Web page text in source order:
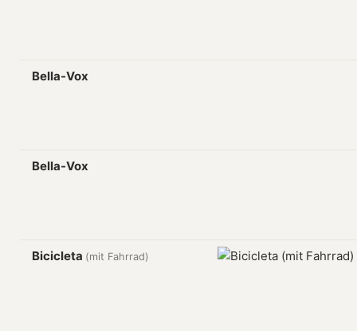
Bella-Vox
Bella-Vox
Bicicleta (mit Fahrrad)